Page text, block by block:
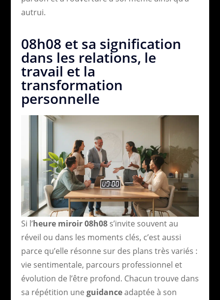
autrui.
08h08 et sa signification
dans les relations, le
travail et la
transformation
personnelle
Si l’heure miroir 08h08s’invite souvent au
réveil ou dans les moments clés, c’est aussi
parce qu’elle résonne sur des plans très variés :
vie sentimentale, parcours professionnel et
évolution de l’être profond. Chacun trouve dans
sa répétition une guidanceadaptée à son